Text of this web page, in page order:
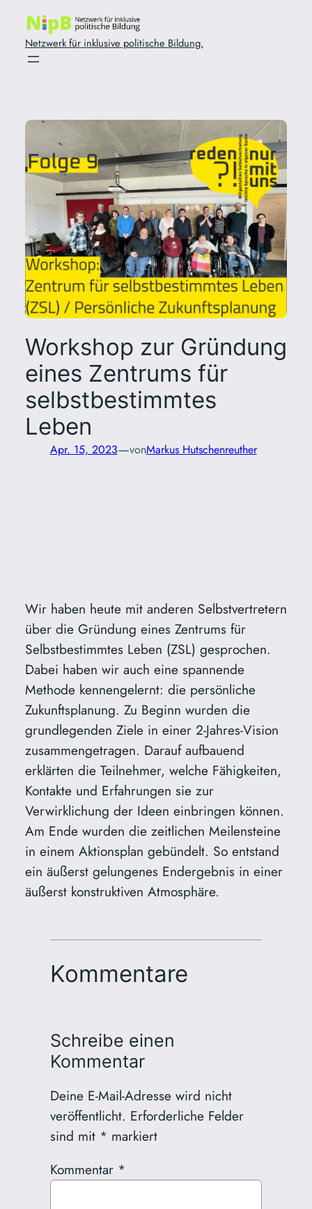
Inhalt
springenNetzwerk für inklusive politische Bildung.
Workshop zur Gründung
eines Zentrums für
selbstbestimmtes
Leben
Apr. 15, 2023—vonMarkus Hutschenreuther
Wir haben heute mit anderen Selbstvertretern
über die Gründung eines Zentrums für
Selbstbestimmtes Leben (ZSL) gesprochen.
Dabei haben wir auch eine spannende
Methode kennengelernt: die persönliche
Zukunftsplanung. Zu Beginn wurden die
grundlegenden Ziele in einer 2-Jahres-Vision
zusammengetragen. Darauf aufbauend
erklärten die Teilnehmer, welche Fähigkeiten,
Kontakte und Erfahrungen sie zur
Verwirklichung der Ideen einbringen können.
Am Ende wurden die zeitlichen Meilensteine
in einem Aktionsplan gebündelt. So entstand
ein äußerst gelungenes Endergebnis in einer
äußerst konstruktiven Atmosphäre.
Kommentare
Schreibe einen
Kommentar
Deine E-Mail-Adresse wird nicht
veröffentlicht. Erforderliche Felder
sind mit * markiert
Kommentar *